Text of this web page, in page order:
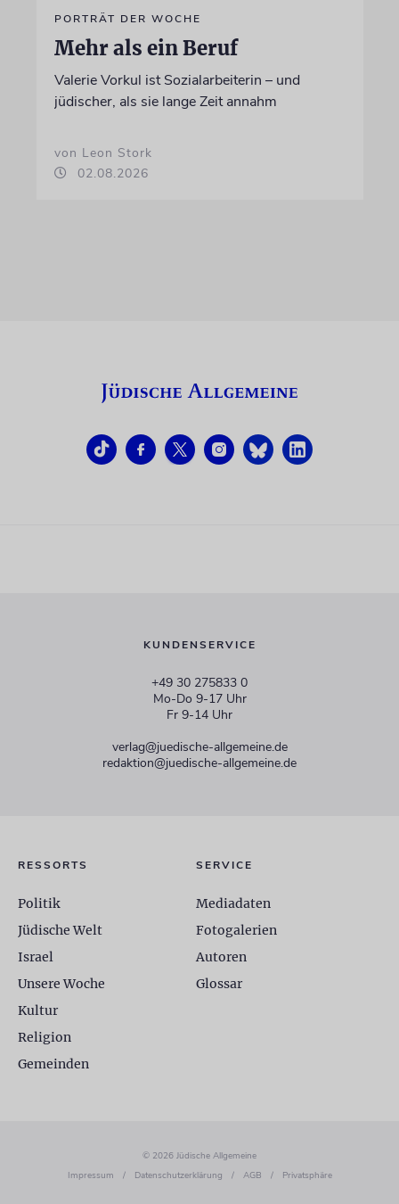
PORTRÄT DER WOCHE
Mehr als ein Beruf
Valerie Vorkul ist Sozialarbeiterin – und
jüdischer, als sie lange Zeit annahm
von Leon Stork
02.08.2026
KUNDENSERVICE
+49 30 275833 0
Mo-Do 9-17 Uhr
Fr 9-14 Uhr
verlag@juedische-allgemeine.de
redaktion@juedische-allgemeine.de
RESSORTS
Politik
Jüdische Welt
Israel
Unsere Woche
Kultur
Religion
Gemeinden
SERVICE
Mediadaten
Fotogalerien
Autoren
Glossar
© 2026 Jüdische Allgemeine
Impressum
/ Datenschutzerklärung / AGB / Privatsphäre